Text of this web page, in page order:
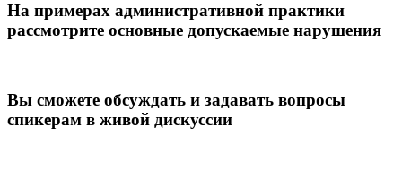
На примерах административной практики
рассмотрите основные допускаемые нарушения
Вы сможете обсуждать и задавать вопросы
спикерам в живой дискуссии